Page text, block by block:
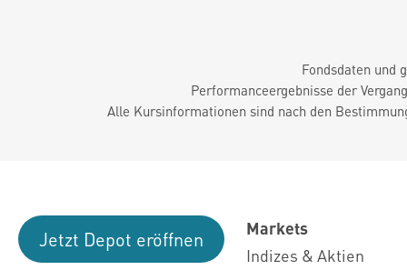
Fondsdaten und
Performanceergebnisse der
Alle Kursinformationen sind nach den
Jetzt Depot eröffnen
Markets
Indizes & Aktien